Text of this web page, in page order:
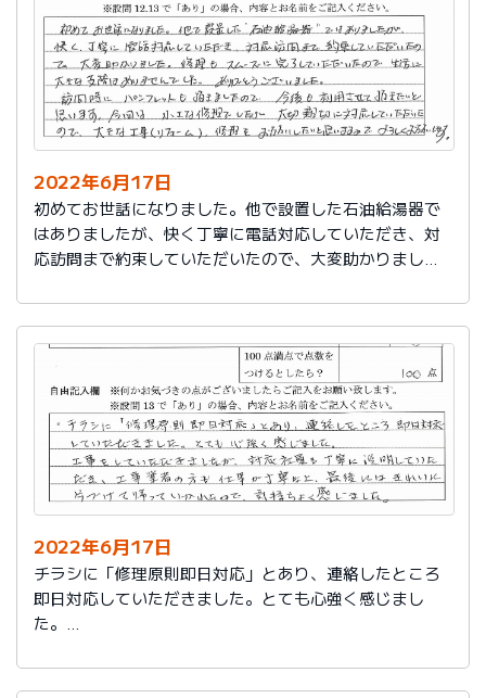
2022年6月17日
初めてお世話になりました。他で設置した石油給湯器で
はありましたが、快く丁寧に電話対応していただき、対
応訪問まで約束していただいたので、大変助かりまし
きな支障はありませんでした。ありがとうございまし
た。
訪問時にパンフレットも頂きましたので、今後も利用さ
せて頂きたいと思います。今回は小さな修理でしたが、
大切親切に対応していただいたので、大きな工事（リフ
ォーム）、修理をお願いしたいと思いますのでよろしく
お願いします。
2022年6月17日
チラシに「修理原則即日対応」とあり、連絡したところ
即日対応していただきました。とても心強く感じまし
た。
ていただき、工事業者の方も仕事が丁寧な上、最後には